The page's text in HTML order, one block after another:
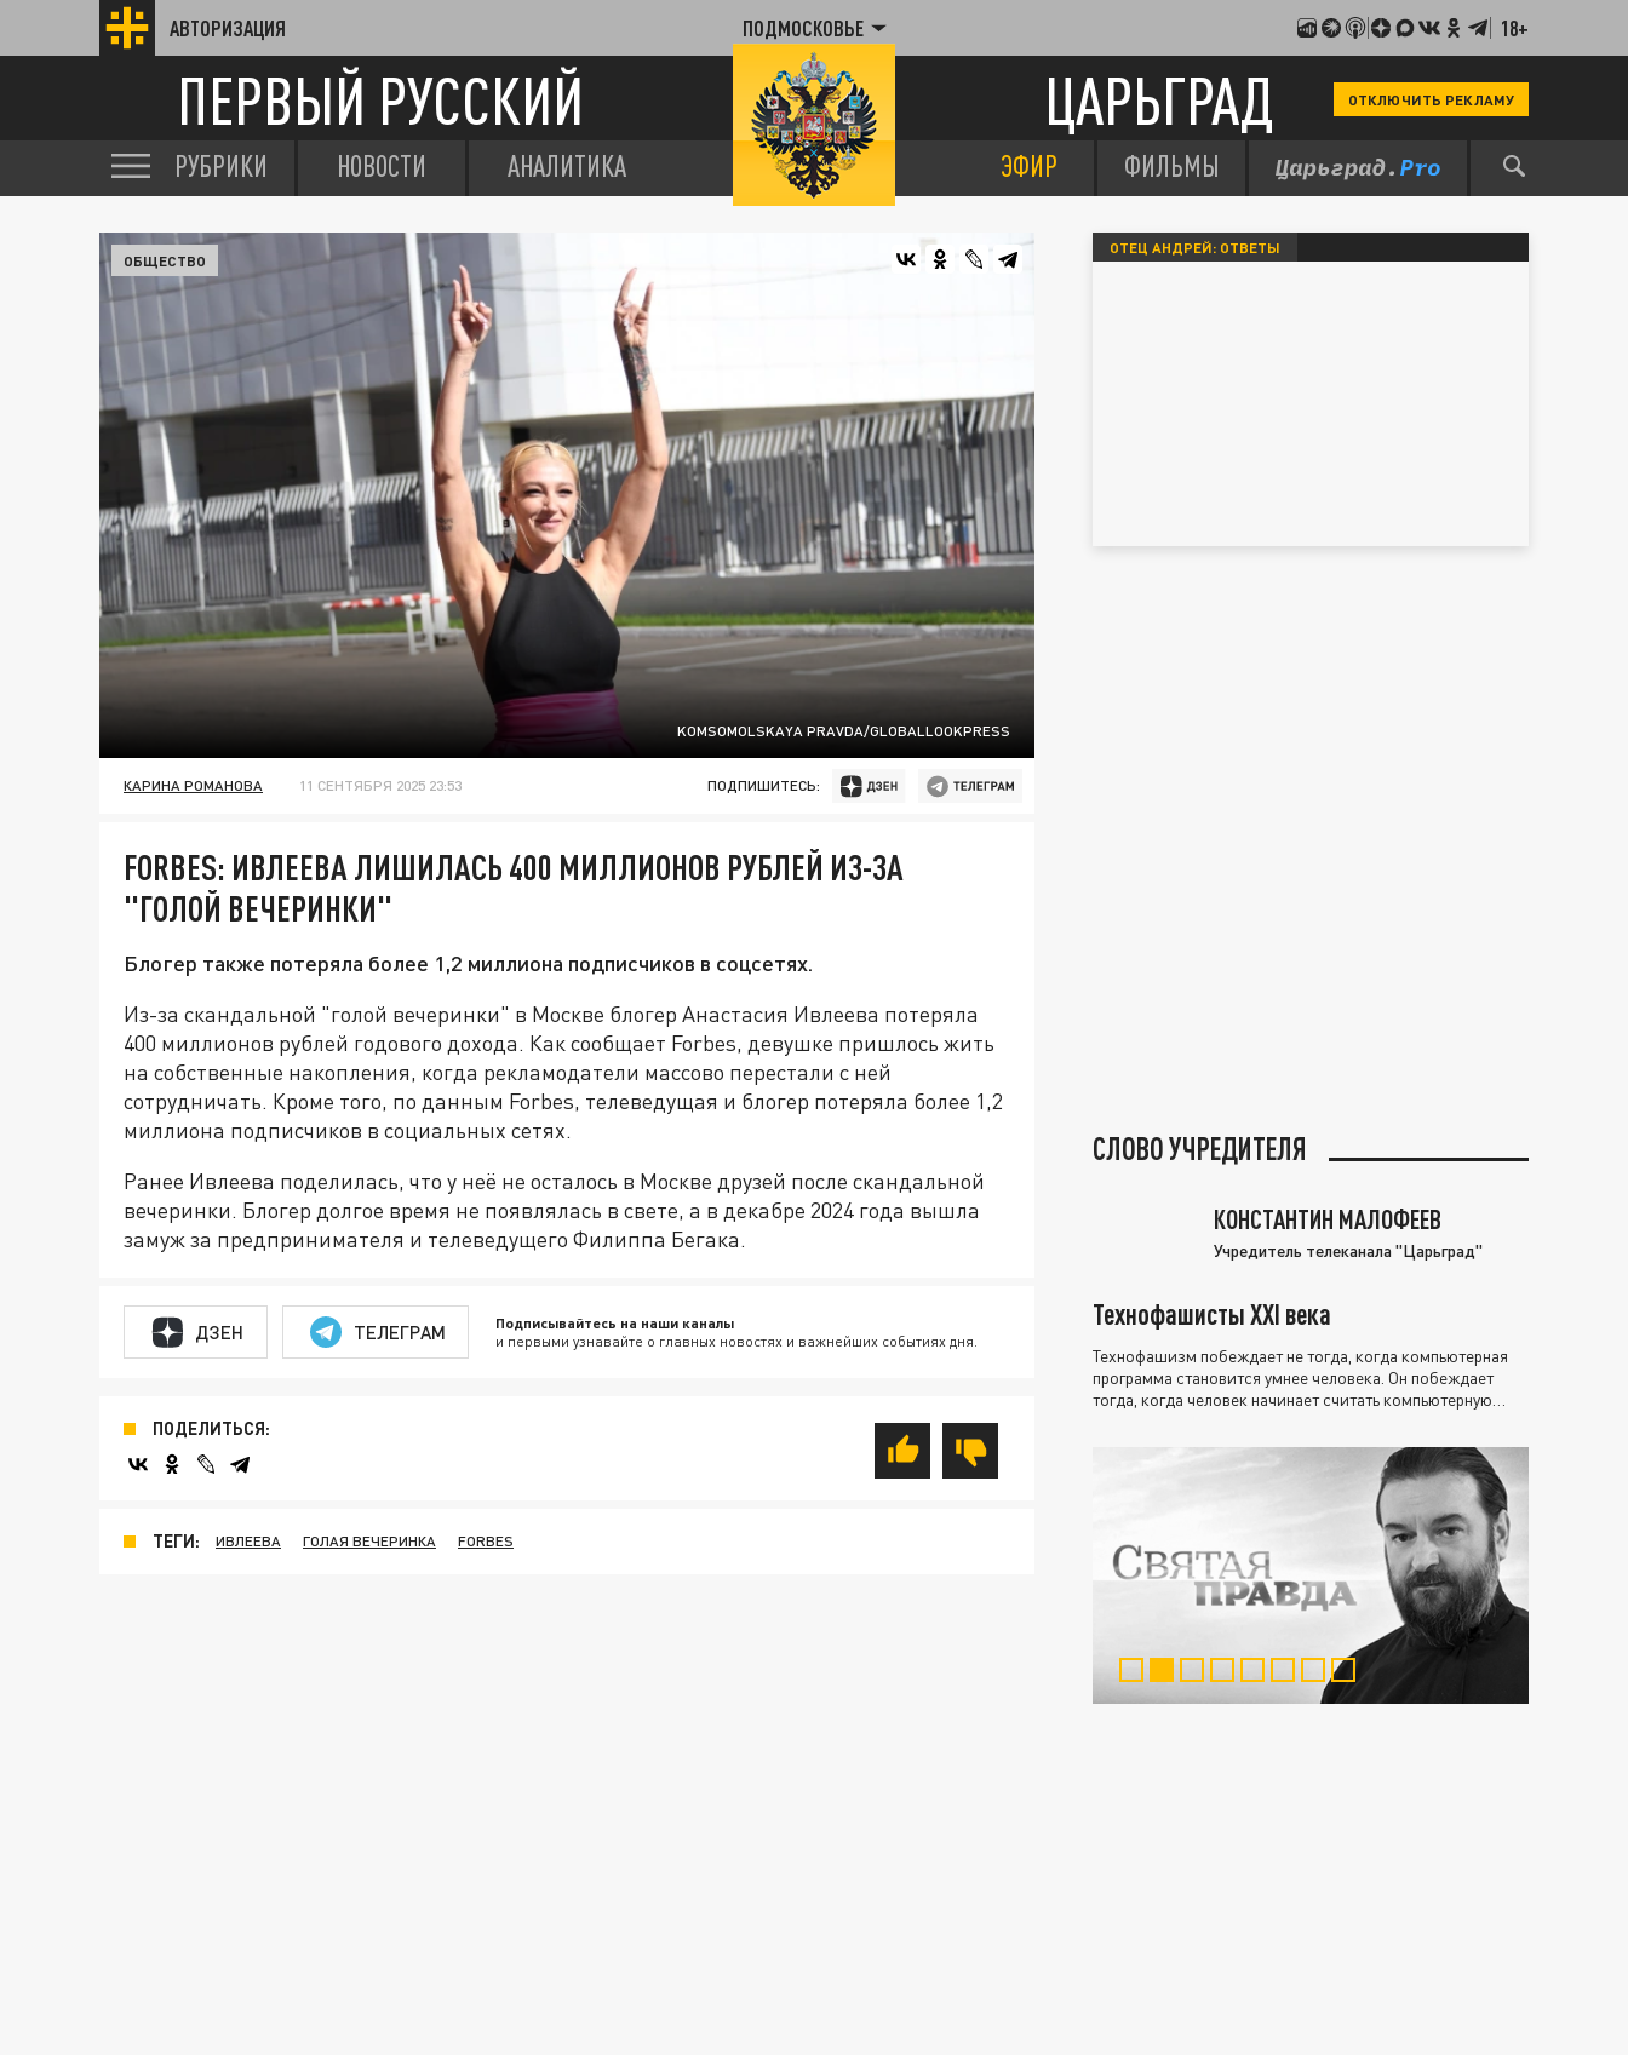
АВТОРИЗАЦИЯ ПОДМОСКОВЬЕ 18+
ПЕРВЫЙ РУССКИЙ ЦАРЬГРАД ОТКЛЮЧИТЬ РЕКЛАМУ
РУБРИКИ НОВОСТИ АНАЛИТИКА ЭФИР ФИЛЬМЫ
KOMSOMOLSKAYA PRAVDA/GLOBALLOOKPRESS
ОБЩЕСТВО
КАРИНА РОМАНОВА 11 СЕНТЯБРЯ 2025 23:53 ПОДПИШИТЕСЬ:
FORBES: ИВЛЕЕВА ЛИШИЛАСЬ 400 МИЛЛИОНОВ РУБЛЕЙ ИЗ-ЗА
"ГОЛОЙ ВЕЧЕРИНКИ"
Блогер также потеряла более 1,2 миллиона подписчиков в соцсетях.
Из-за скандальной "голой вечеринки" в Москве блогер Анастасия Ивлеева потеряла
400 миллионов рублей годового дохода. Как сообщает Forbes, девушке пришлось жить
на собственные накопления, когда рекламодатели массово перестали с ней
сотрудничать. Кроме того, по данным Forbes, телеведущая и блогер потеряла более 1,2
миллиона подписчиков в социальных сетях.
Ранее Ивлеева поделилась, что у неё не осталось в Москве друзей после скандальной
вечеринки. Блогер долгое время не появлялась в свете, а в декабре 2024 года вышла
замуж за предпринимателя и телеведущего Филиппа Бегака.
ДЗЕН ТЕЛЕГРАМ Подписывайтесь на наши каналы
и первыми узнавайте о главных новостях и важнейших событиях дня.
ПОДЕЛИТЬСЯ:
ТЕГИ: ИВЛЕЕВА ГОЛАЯ ВЕЧЕРИНКА FORBES
ОТЕЦ АНДРЕЙ: ОТВЕТЫ
СЛОВО УЧРЕДИТЕЛЯ
КОНСТАНТИН МАЛОФЕЕВ
Учредитель телеканала "Царьград"
Технофашисты XXI века
Технофашизм побеждает не тогда, когда компьютерная
программа становится умнее человека. Он побеждает
тогда, когда человек начинает считать компьютерную